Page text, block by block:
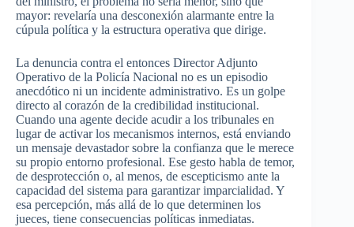
mayor: revelaría una desconexión alarmante entre la
cúpula política y la estructura operativa que dirige.
La denuncia contra el entonces Director Adjunto
Operativo de la Policía Nacional no es un episodio
anecdótico ni un incidente administrativo. Es un golpe
directo al corazón de la credibilidad institucional.
Cuando una agente decide acudir a los tribunales en
lugar de activar los mecanismos internos, está enviando
un mensaje devastador sobre la confianza que le merece
su propio entorno profesional. Ese gesto habla de temor,
de desprotección o, al menos, de escepticismo ante la
capacidad del sistema para garantizar imparcialidad. Y
esa percepción, más allá de lo que determinen los
jueces, tiene consecuencias políticas inmediatas.